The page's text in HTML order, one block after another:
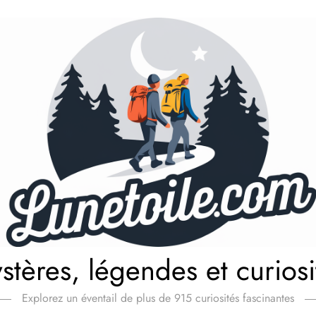
légendes et
Explorez un éventail de plus de 915 curiosités fascinantes